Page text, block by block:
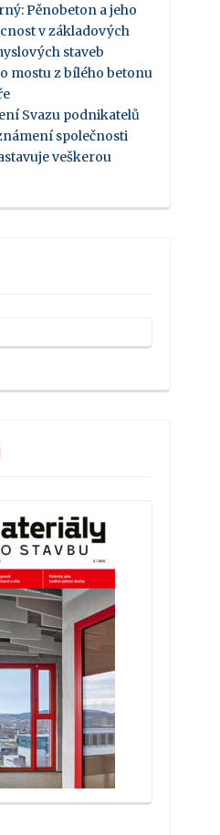
: Pěnobeton a jeho
v základových
staveb
mostu z bílého betonu
Svazu podnikatelů
společnosti
veškerou